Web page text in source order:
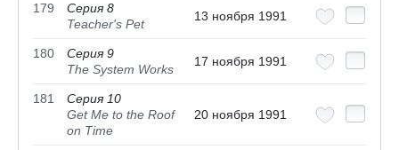
179
Серия 8
Teacher's Pet
13 ноября 1991
180
Серия 9
The System Works
17 ноября 1991
181
Серия 10
Get Me to the Roof
on Time
20 ноября 1991